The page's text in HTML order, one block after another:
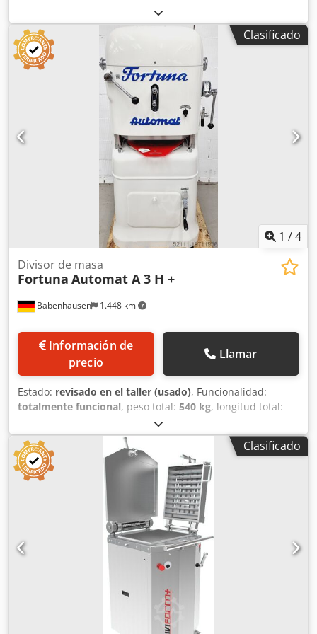
, Certificado DGUV hasta:
corriente de entrada:trifásico, año de la última revisión:
2024, Máquina divisora y formadora de masa Prensa de
panecillos Fortuna, Talla 3 Semiautomática, 30 piezas ¡para
los mejores resultados! Tecnología potente y robusta
Conexión: 400V, enchufe 16A-CEE Dimensiones: 580 x 580 x
1350 mm (AnxPrxAl) Máquina usada, limpiada Crsdpfx
Acow Tthmj Uof ¡Calidad de taller especializado!
¡Aprovéchese de más de 35 años de experiencia! Opcional:
Pedestal de acero inoxidable Plato formador nuevo
Paquete de servicio Contrato de mantenimiento Formación
y puesta en marcha Servicio de entrega ¡Visite nuestra
exposición de maquinaria para panadería!
Clasificado
1 /4
Babenhausen 1.448 km
Divisor de masa
Fortuna Automat A 3 H +
Información de
precio
Llamar
Estado: revisado en el taller (usado), Funcionalidad:
totalmente funcional, peso total: 540 kg, longitud total:
720 mm, altura total:
tensión de entrada:400 V, frecuencia de entrada:50 Hz,
Certificado DGUV hasta:08/2027
, tipo de corriente de
entrada:
, Máquina para dividir y amasar la masa
Prensadora de bollos Modelo TOP Fortuna, automático,
tamaño 3+ Limpieza del cabezal hacia atrás Cabezal
revisado Crodsw Hv Tyepfx Ac Usf Con cuchilla de acero
inoxidable, NUEVA Gran capacidad de masa Divisor de
masa, 30 porciones por unidad Conexión de 400 V,
enchufe CEE de 16 A Dimensiones: 720 x 800 x 1510 mm
Máquina usada, reacondicionada Opcional: Plataforma de
acero inoxidable Plato de amasado, nuevo Paquete de
servicio Contrato de mantenimiento Servicio de entrega
Instrucciones y puesta en marcha ¡Pregunte por nuestro
Clasificado